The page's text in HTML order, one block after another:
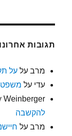
תגובות
מרב עלעל
עדי על
Weinberger
להקשבה
מרב על